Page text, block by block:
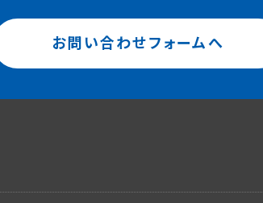
お問い合わせフォームへ